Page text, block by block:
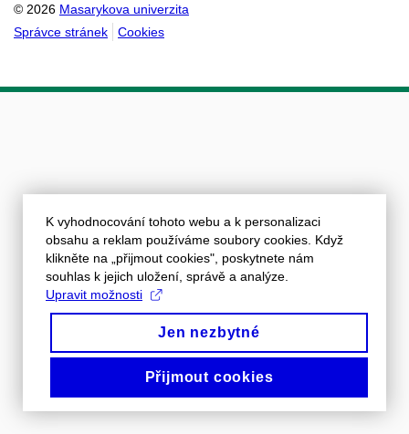
© 2026 Masarykova univerzita
Správce stránek
Cookies
K vyhodnocování tohoto webu a k personalizaci
obsahu a reklam používáme soubory cookies. Když
klikněte na „přijmout cookies", poskytnete nám
souhlas k jejich uložení, správě a analýze.
Upravit možnosti
Jen nezbytné
Přijmout cookies